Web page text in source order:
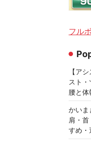
フル
【ア
スト
腰と体
かいま
肩・
すめ・